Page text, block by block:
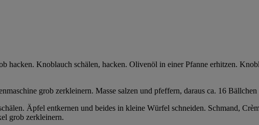
hacken. Knoblauch schälen, hacken. Olivenöl in einer Pfanne erhitzen.
grob zerkleinern. Masse salzen und pfeffern, daraus ca. 16
Äpfel entkernen und beides in kleine Würfel schneiden. Schmand,
grob zerkleinern.